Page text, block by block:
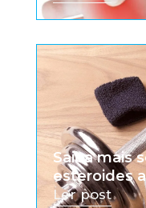
Saiba mais
esteroides
Ler post